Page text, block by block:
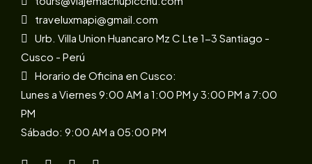
traveluxmapi@gmail.com
Urb. Villa Union Huancaro Mz C Lte 1-3 Santiago -
Cusco - Perú
Horario de Oficina en Cusco:
Lunes a Viernes 9:00 AM a 1:00 PM y 3:00 PM a 7:00
PM
Sábado: 9:00 AM a 05:00 PM